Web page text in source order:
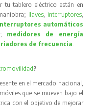
tu tablero eléctrico están en
llaves, interruptores,
automáticos
medidores de energía
de frecuencia
?
en el mercado nacional,
que se mueven bajo el
con el objetivo de mejorar